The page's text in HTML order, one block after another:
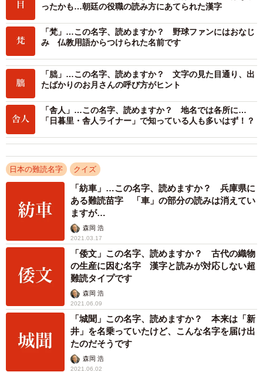
ったかも…朝廷の役職の読み方にあてられた漢字
「梵」…この名字、読めますか？ 野球ファンにはおなじ
み 仏教用語からつけられた名前です
「朏」…この名字、読めますか？ 文字の見た目通り、出
たばかりのお月さんの呼び方がヒント
「舎人」…この名字、読めますか？ 地名では各所に…
「日暮里・舎人ライナー」で知っている人も多いはず！？
日本の難読名字 クイズ
「紡車」…この名字、読めますか？ 兵庫県に
ある難読苗字 「車」の部分の読みは消えてい
ますが…
森岡 浩
2021.03.17
「倭文」この名字、読めますか？ 古代の織物
の生産に因む名字 漢字と読みが対応しない超
難読タイプです
森岡 浩
2021.06.09
「城聞」この名字、読めますか？ 本来は「新
井」を名乗っていたけど、こんな名字を届け出
たのだそうです
森岡 浩
2021.06.02